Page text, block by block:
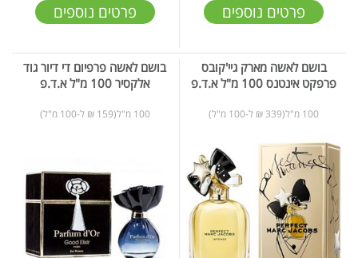
פרטים נוספים פרטים נוספים
בושם לאשה מארק גיי'קובס
פרפקט אינטנס 100 מ"ל א.ד.פ
100 מ"ל(339 ₪ ל-100 מ"ל)
בושם לאשה פרפיום די דיור גוד
אלקסיר 100 מ"ל א.ד.פ
100 מ"ל(159 ₪ ל-100 מ"ל)